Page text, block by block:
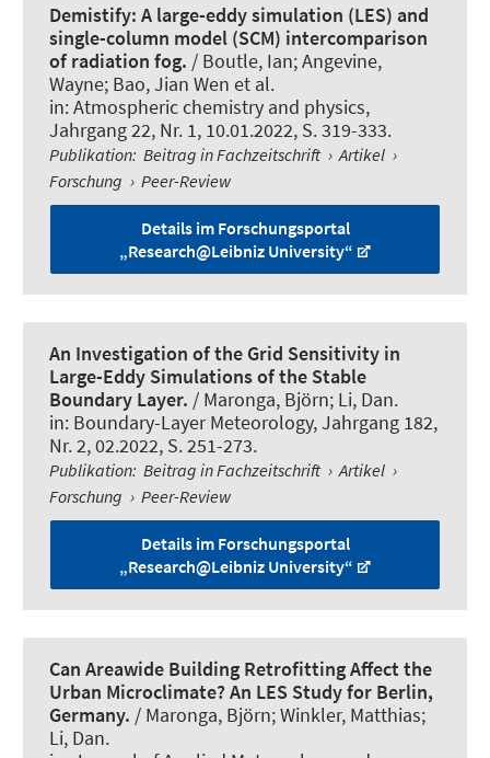
Demistify: A large-eddy simulation (LES) and
single-column model (SCM) intercomparison
of radiation fog. / Boutle, Ian; Angevine,
Wayne; Bao, Jian Wen et al.
in:Atmospheric chemistry and physics,
Jahrgang 22, Nr. 1, 10.01.2022, S. 319-333.
Publikation: Beitrag in Fachzeitschrift › Artikel ›
Forschung › Peer-Review
Details im Forschungsportal
„Research@Leibniz University“
An Investigation of the Grid Sensitivity in
Large-Eddy Simulations of the Stable
Boundary Layer. / Maronga, Björn; Li, Dan.
in: Boundary-Layer Meteorology, Jahrgang 182,
Nr. 2, 02.2022, S. 251-273.
Publikation: Beitrag in Fachzeitschrift › Artikel ›
Forschung › Peer-Review
Details im Forschungsportal
„Research@Leibniz University“
Can Areawide Building Retrofitting Affect the
Urban Microclimate? An LES Study for Berlin,
Germany. / Maronga, Björn; Winkler, Matthias;
Li, Dan.